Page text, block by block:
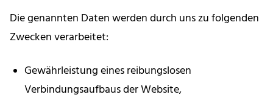
Die genannten Daten werden durch uns zu folgenden
Zwecken verarbeitet:
Gewährleistung eines reibungslosen
Verbindungsaufbaus der Website,